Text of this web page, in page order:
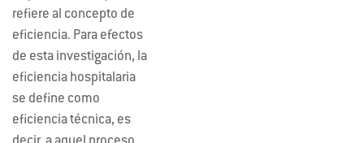
refiere al concepto de
eficiencia. Para efectos
de esta investigación, la
eficiencia hospitalaria
se define como
eficiencia técnica, es